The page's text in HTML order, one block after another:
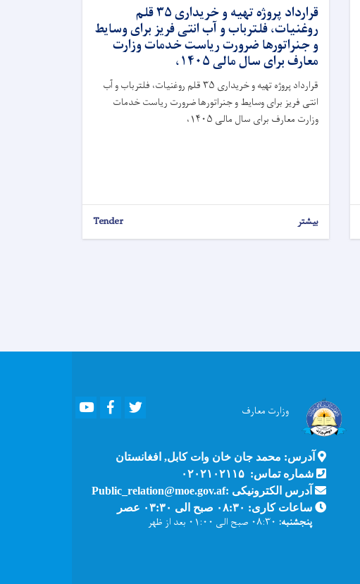
قرارداد پروژه تهیه و خریداری ۳۵ قلم
روغنیات، فلترباب و آب انتی فریز برای وسایط
و جنراتورها ضرورت ریاست خدمات وزارت
معارف برای سال مالی ۱۴۰۵،
قرارداد پروژه تهیه و خریداری ۳۵ قلم روغنیات، فلترباب و آب
انتی فریز برای وسایط و جنراتورها ضرورت ریاست خدمات
وزارت معارف برای سال مالی ۱۴۰۵،
بیشتر Tender
وزارت معارف Youtube Facebook
آدرس: محمد جان خان وات کابل, افغانستان
شماره تماس: ۰۲۰۲۱۰۲۱۱۵
آدرس الکترونیکی :Public_relation@moe.gov.af
ساعات کاری: ۰۸:۳۰ صبح الی ۰۳:۳۰ عصر
پنجشنبه: